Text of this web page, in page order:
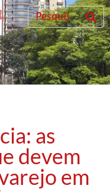
as
devem
em